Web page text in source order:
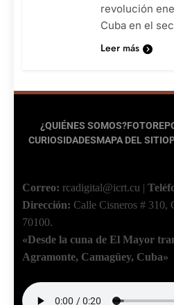
revolución
Cuba en el
Leer más
¿QUIÉNES SOMOS?
CURIOSIDADESMAPA DEL SITIO
Correo: rcadigital@icrt.cu |
Dirección: Calle Cisneros # 310,
70100.
«Desde la cuna de El Mayor
Agramonte, Camagüey, Cuba»